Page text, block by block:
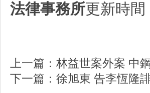
法律事務所更新時間
上一篇： 林益世案外案 中
下一篇： 徐旭東 告李恆隆